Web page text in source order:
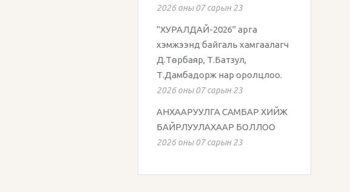
2026 оны 07 сарын 23
"ХУРАЛДАЙ-2026" арга
хэмжээнд байгаль хамгаалагч
Д.Төрбаяр, Т.Батзул,
Т.Дамбадорж нар оролцлоо.
2026 оны 07 сарын 23
АНХААРУУЛГА САМБАР ХИЙЖ
БАЙРЛУУЛАХААР БОЛЛОО
2026 оны 07 сарын 23